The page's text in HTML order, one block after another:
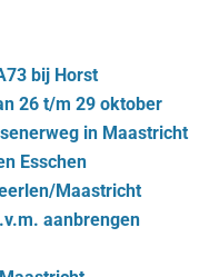
bij Horst
26 t/m 29 oktober
in Maastricht
Esschen
Maastricht
aanbrengen